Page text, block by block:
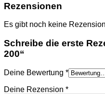
Rezensionen
Es gibt noch keine
Schreibe die erste
200“
Deine Bewertung *
Deine Rezension *